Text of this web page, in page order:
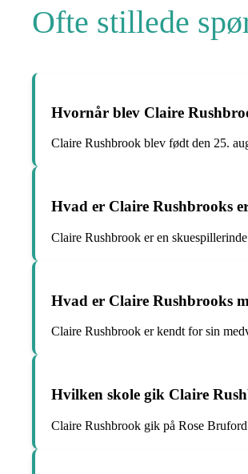
Ofte stillede
Hvornår blev Claire
Claire Rushbrook blev født den 25.
Hvad er Claire Rushbrooks
Claire Rushbrook er en
Hvad er Claire Rushbrooks
Claire Rushbrook er kendt for sin
Hvilken skole gik Claire
Claire Rushbrook gik på Rose